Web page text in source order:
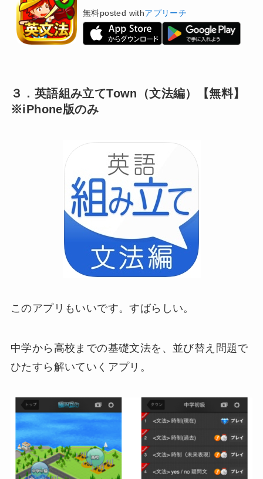
無料posted withアプリーチ
３．英語組み立てTown（文法編）【無料】
※iPhone版のみ
このアプリもいいです。すばらしい。
中学から高校までの基礎文法を、並び替え問題で
ひたすら解いていくアプリ。